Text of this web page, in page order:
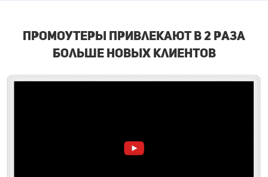
промоутеры привлекают в 2 раза
больше новых клиентов